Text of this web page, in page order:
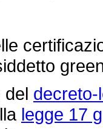
decreto-
legge 17